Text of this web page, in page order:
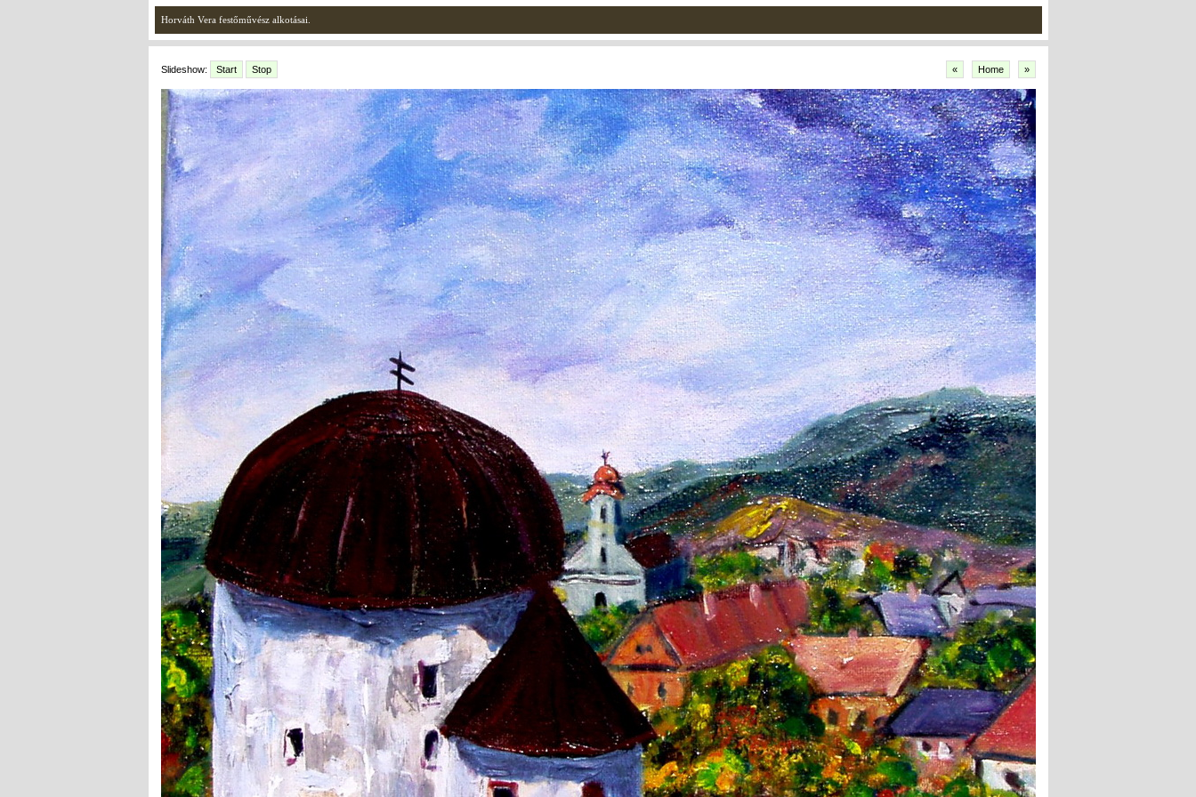
Horváth Vera festőművész alkotásai.
Slideshow: Start Stop « Home »